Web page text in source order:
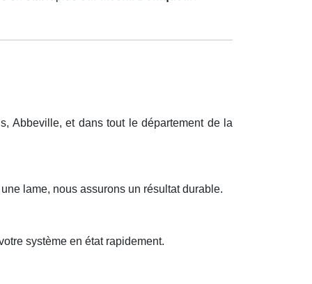
Abbeville, et dans tout le département de la
lame, nous assurons un résultat durable.
système en état rapidement.